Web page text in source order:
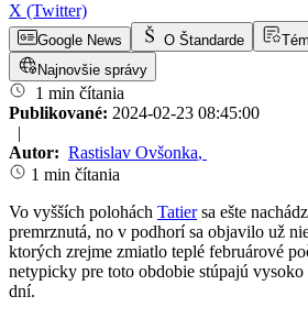
X (Twitter)
Google News O Štandarde
Najnovšie správy
1 min čítania
Publikované: 2024-02-23 08:45:00
|
Autor: Rastislav Ovšonka,
1 min čítania
Vo vyšších polohách Tatiersa ešte
premrznutá, no v podhorí sa objavilo už
ktorých zrejme zmiatlo teplé februárové
netypicky pre toto obdobie stúpajú
dní.